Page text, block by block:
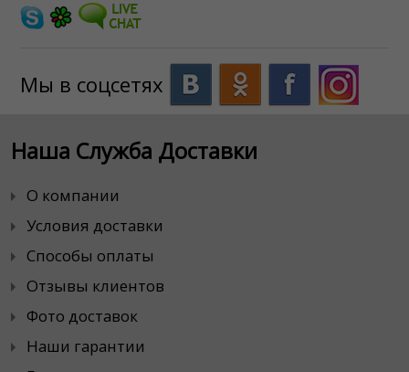
Мы в соцсетях
Наша Служба Доставки
О компании
Условия доставки
Способы оплаты
Отзывы клиентов
Фото доставок
Наши гарантии